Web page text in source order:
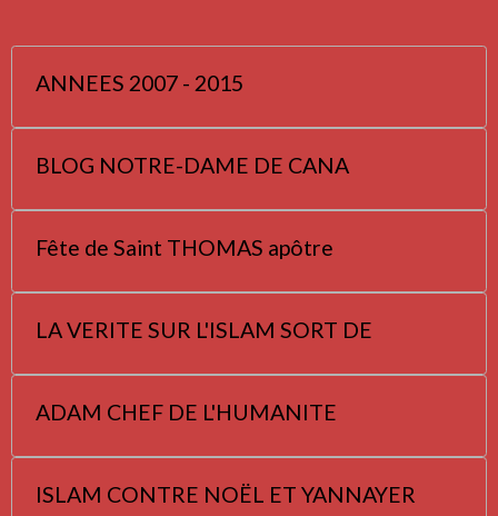
ANNEES 2007 - 2015
BLOG NOTRE-DAME DE CANA
Fête de Saint THOMAS apôtre
LA VERITE SUR L'ISLAM SORT DE
ADAM CHEF DE L'HUMANITE
ISLAM CONTRE NOËL ET YANNAYER